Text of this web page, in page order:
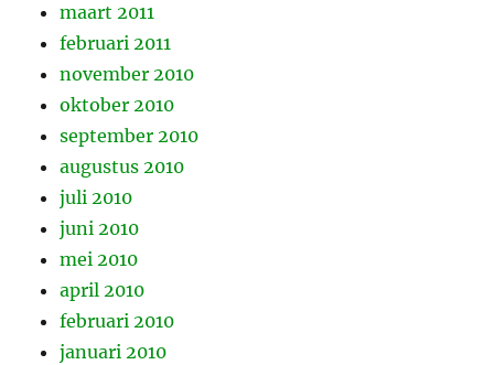
maart 2011
februari 2011
november 2010
oktober 2010
september 2010
augustus 2010
juli 2010
juni 2010
mei 2010
april 2010
februari 2010
januari 2010